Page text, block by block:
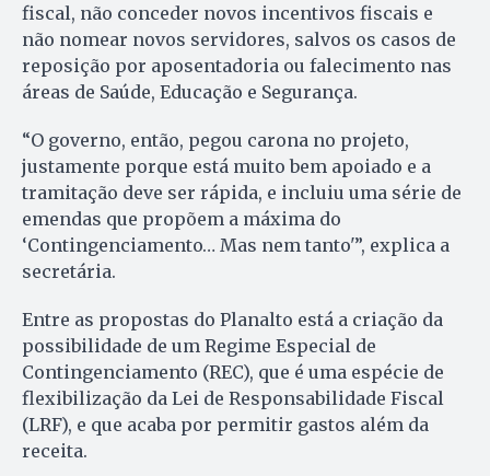
fiscal, não conceder novos incentivos fiscais e
não nomear novos servidores, salvos os casos de
reposição por aposentadoria ou falecimento nas
áreas de Saúde, Educação e Segurança.
“O governo, então, pegou carona no projeto,
justamente porque está muito bem apoiado e a
tramitação deve ser rápida, e incluiu uma série de
emendas que propõem a máxima do
‘Contingenciamento… Mas nem tanto'”, explica a
secretária.
Entre as propostas do Planalto está a criação da
possibilidade de um Regime Especial de
Contingenciamento (REC), que é uma espécie de
flexibilização da Lei de Responsabilidade Fiscal
(LRF), e que acaba por permitir gastos além da
receita.